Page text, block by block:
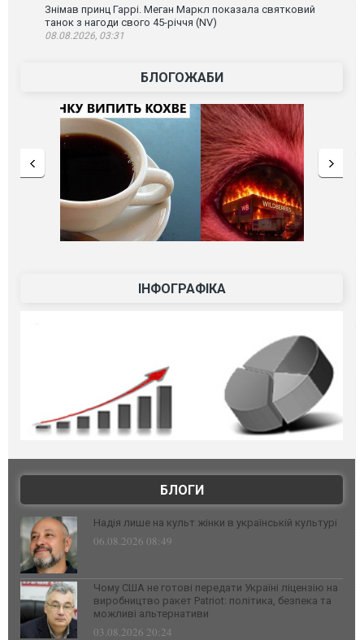
Знімав принц Гаррі. Меган Маркл показала святковий
танок з нагоди свого 45-річчя (NV)
08.08.2026, 03:31
БЛОГОЖАБИ
ІНФОГРАФІКА
БЛОГИ
Надія лише на культ жінки в українській культурі
06.08.2026 08:49
Чому США не готові передати Україні ліцензію на
виробництво ракет Patriot: політика, безпека та
можливі альтернативи
03.08.2026 20:24